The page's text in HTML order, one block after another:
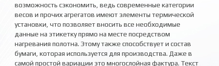
возможность сэкономить, ведь современные категории
весов и прочих агрегатов имеют элементы термической
установки, что позволяет вносить все необходимые
данные на этикетку прямо на месте посредством
нагревания полотна. Этому также способствует и состав
бумаги, которая используется для производства. Даже в
самой простой вариации это многослойная фактура. Текст